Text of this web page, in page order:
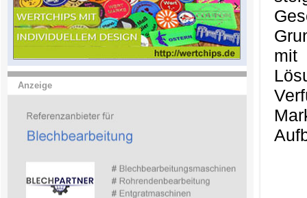
Anzeige
mit